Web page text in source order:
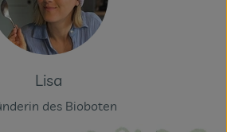
Lisa
des Bioboten